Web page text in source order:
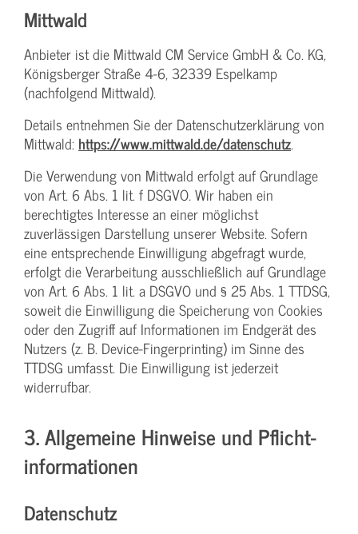
Mittwald
Anbieter ist die Mittwald CM Service GmbH & Co. KG,
Königsberger Straße 4-6, 32339 Espelkamp
(nachfolgend Mittwald).
Details entnehmen Sie der Datenschutzerklärung von
Mittwald: https://www.mittwald.de/datenschutz.
Die Verwendung von Mittwald erfolgt auf Grundlage
von Art. 6 Abs. 1 lit. f DSGVO. Wir haben ein
berechtigtes Interesse an einer möglichst
zuverlässigen Darstellung unserer Website. Sofern
eine entsprechende Einwilligung abgefragt wurde,
erfolgt die Verarbeitung ausschließlich auf Grundlage
von Art. 6 Abs. 1 lit. a DSGVO und § 25 Abs. 1 TTDSG,
soweit die Einwilligung die Speicherung von Cookies
oder den Zugriff auf Informationen im Endgerät des
Nutzers (z. B. Device-Fingerprinting) im Sinne des
TTDSG umfasst. Die Einwilligung ist jederzeit
widerrufbar.
3. Allgemeine Hinweise und Pflicht­
informationen
Datenschutz